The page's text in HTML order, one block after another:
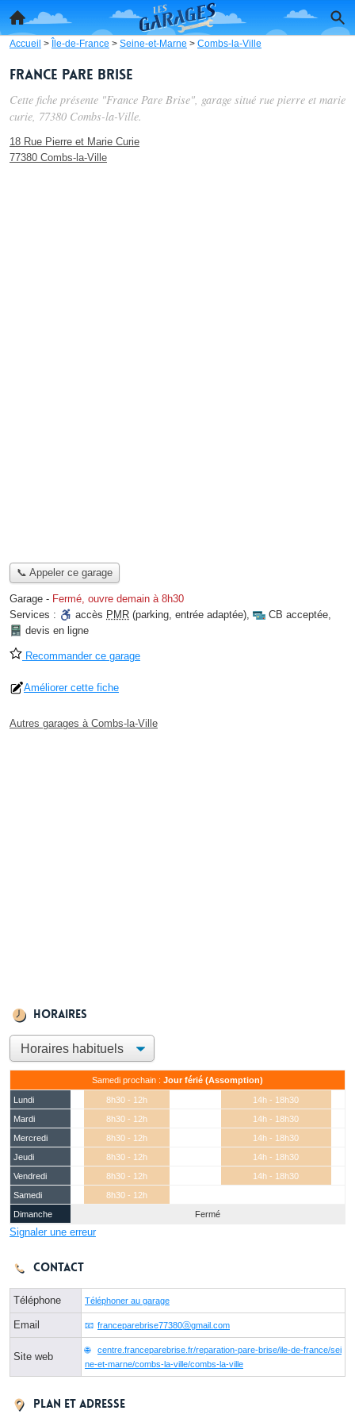
Accueil > Île-de-France > Seine-et-Marne > Combs-la-Ville
France Pare Brise
Cette fiche présente "France Pare Brise", garage situé rue pierre et marie
curie, 77380 Combs-la-Ville.
18 Rue Pierre et Marie Curie
77380 Combs-la-Ville
📞 Appeler ce garage
Garage - Fermé, ouvre demain à 8h30
Services :
accès PMR (parking, entrée adaptée), CB acceptée,
devis en ligne
Recommander ce garage
Améliorer cette fiche
Autres garages à Combs-la-Ville
Horaires
Samedi prochain : Jour férié (Assomption)
Lundi 8h30 - 12h
14h - 18h30
Mardi
8h30 - 12h
14h - 18h30
Mercredi
8h30 - 12h
14h - 18h30
Jeudi
8h30 - 12h
14h - 18h30
Vendredi
8h30 - 12h
14h - 18h30
Samedi
8h30 - 12h
Dimanche
Fermé
Signaler une erreur
Contact
Téléphone Téléphoner au garage
Email franceparebrise77380ⓐgmail.com
Site web
centre.franceparebrise.fr/reparation-pare-brise/ile-de-france/sei
ne-et-marne/combs-la-ville/combs-la-ville
Plan et adresse